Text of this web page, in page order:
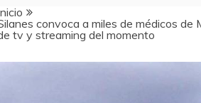
convoca a miles de médicos de
tv y streaming del momento